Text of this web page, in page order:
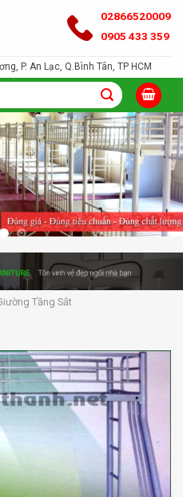
02866520009
0905 433 359
P. An Lạc, Q.Bình Tân, TP HCM
Tầng Sắt